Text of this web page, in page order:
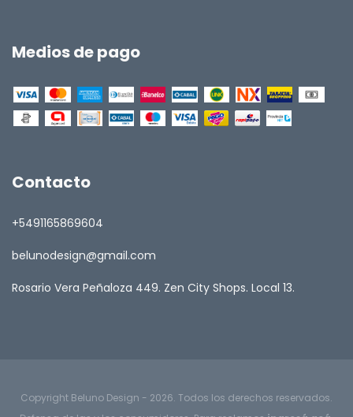
Medios de pago
Contacto
+5491165869604
belunodesign@gmail.com
Rosario Vera Peñaloza 449. Zen City Shops. Local 13.
Copyright Beluno Design - 2026. Todos los derechos reservados.